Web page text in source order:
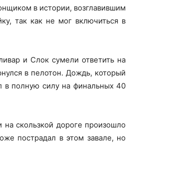
в истории, возглавившим
так как не мог включиться в
и Слок сумели ответить на
в пелотон. Дождь, который
в полную силу на финальных 40
скользкой дороге произошло
пострадал в этом завале, но